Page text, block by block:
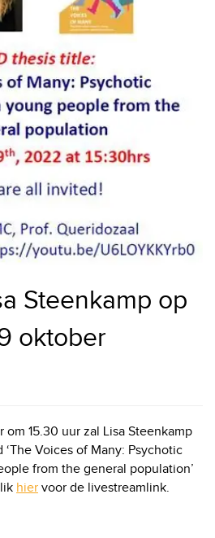
Steenkamp op
oktober
om 15.30 uur zal Lisa Steenkamp
Voices of Many: Psychotic
from the general population’
hier voor de livestreamlink.